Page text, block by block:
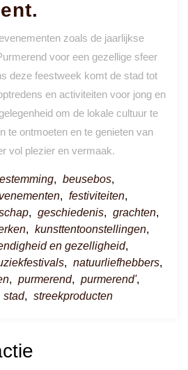
zoals de jaarlijkse
voor een gezellige sfeer
deze feestweek komt de stad tot
en activiteiten voor jong en
om de lokale cultuur te
te ontmoeten en te genieten van
vol plezier en vermaak.
, beusebos,
, festiviteiten,
, geschiedenis, grachten,
, kunsttentoonstellingen,
en gezelligheid,
, natuurliefhebbers,
, purmerend, purmerend',
stad, streekproducten